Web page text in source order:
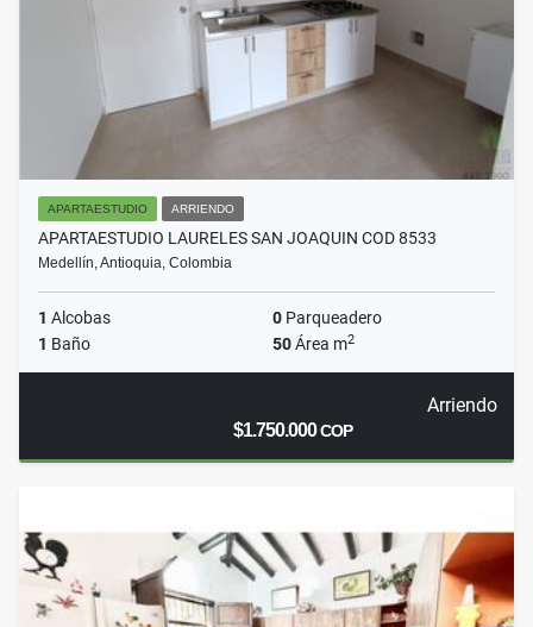
APARTAESTUDIO ARRIENDO
APARTAESTUDIO LAURELES SAN JOAQUIN COD 8533
Medellín, Antioquia, Colombia
1 Alcobas 0 Parqueadero
1 Baño 50Área m2
Arriendo
$1.750.000COP